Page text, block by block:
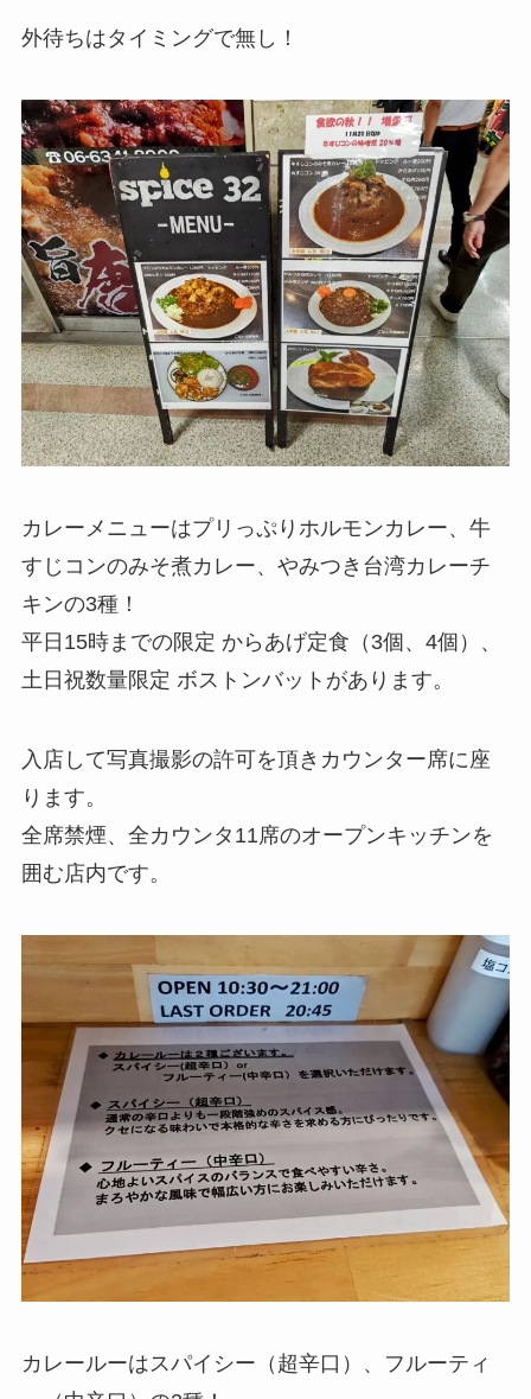
外待ちはタイミングで無し！
カレーメニューはプリっぷりホルモンカレー、牛
すじコンのみそ煮カレー、やみつき台湾カレーチ
キンの3種！
平日15時までの限定 からあげ定食（3個、4個）、
土日祝数量限定 ボストンバットがあります。
入店して写真撮影の許可を頂きカウンター席に座
ります。
全席禁煙、全カウンタ11席のオープンキッチンを
囲む店内です。
カレールーはスパイシー（超辛口）、フルーティ